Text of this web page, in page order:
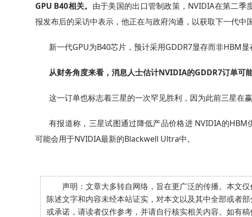
GPU B40相关。 由于美国的出口管制政策，NVIDIA在第二
报发布后的采访中表示，他正在与政府沟通，以获取下一代中
新一代GPU为B40芯片，预计采用GDDR7显存而非HBM显
从财务角度来看，消息人士估计NVIDIA的GDDR7订单可
这一订单也标志着三星的一次罕见胜利，因为此前三星在
有报道称，三星试图通过降低产品价格进 NVIDIA的
可能会用于NVIDIA最新的Blackwell Ultra中。
声明：文章大多转自网络，旨在更广泛的传播。本文仅
陈述文字和内容未经本站证实，对本文以及其中全部或者
或承诺，请读者仅作参考，并请自行核实相关内容。如有